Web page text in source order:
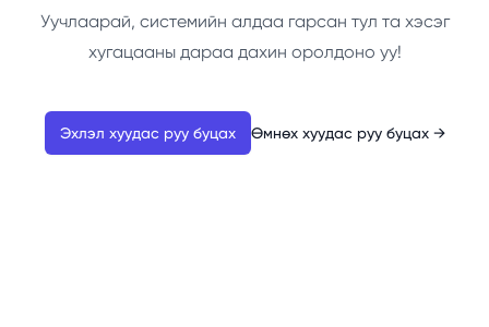
Уучлаарай, системийн алдаа гарсан тул та хэсэг
хугацааны дараа дахин оролдоно уу!
Эхлэл хуудас руу буцах Өмнөх хуудас руу буцах →